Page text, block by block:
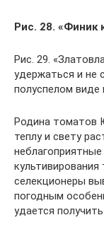
Рис. 28. «Финик
Рис. 29.
удержаться и не
полуспелом
Родина томатов
теплу и свету
селекционеры
погодным
удается